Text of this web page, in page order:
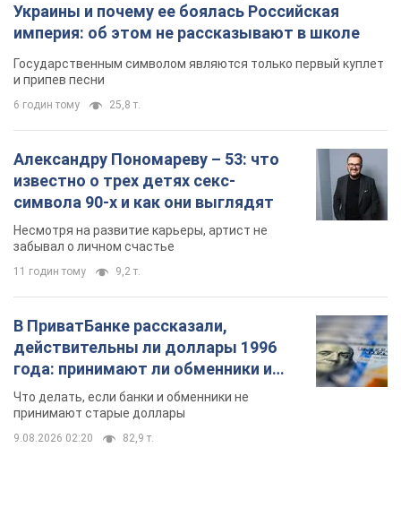
Украины и почему ее боялась Российская
империя: об этом не рассказывают в школе
Государственным символом являются только первый куплет
и припев песни
6 годин тому 25,8 т.
Александру Пономареву – 53: что
известно о трех детях секс-
символа 90-х и как они выглядят
Несмотря на развитие карьеры, артист не
забывал о личном счастье
11 годин тому 9,2 т.
В ПриватБанке рассказали,
действительны ли доллары 1996
года: принимают ли обменники и
банки такие купюры
Что делать, если банки и обменники не
принимают старые доллары
9.08.2026 02:20 82,9 т.